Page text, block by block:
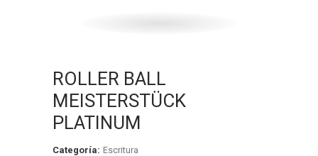
ROLLER BALL
MEISTERSTÜCK
PLATINUM
Categoría: Escritura